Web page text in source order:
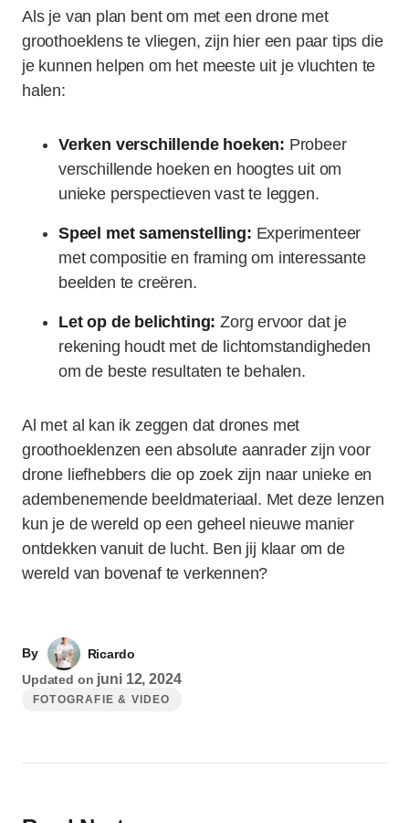
Als je van plan bent om met een drone met
groothoeklens te vliegen, zijn hier een paar tips die
je kunnen helpen om het meeste uit je vluchten te
halen:
Verken verschillende hoeken: Probeer
verschillende hoeken en hoogtes uit om
unieke perspectieven vast te leggen.
Speel met samenstelling: Experimenteer
met compositie en framing om interessante
beelden te creëren.
Let op de belichting: Zorg ervoor dat je
rekening houdt met de lichtomstandigheden
om de beste resultaten te behalen.
Al met al kan ik zeggen dat drones met
groothoeklenzen een absolute aanrader zijn voor
drone liefhebbers die op zoek zijn naar unieke en
adembenemende beeldmateriaal. Met deze lenzen
kun je de wereld op een geheel nieuwe manier
ontdekken vanuit de lucht. Ben jij klaar om de
wereld van bovenaf te verkennen?
By
Ricardo
Updated on juni 12, 2024
FOTOGRAFIE & VIDEO